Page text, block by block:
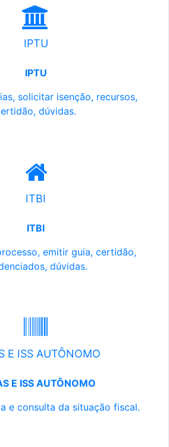
IPTU
IPTU
solicitar isenção, recursos,
dúvidas.
ITBI
ITBI
emitir guia, certidão,
dúvidas.
E ISS AUTÔNOMO
E ISS AUTÔNOMO
e consulta da situação fiscal.